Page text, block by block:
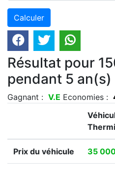
Résultat pour
pendant 5 an(s)
Gagnant : V.E Economies :
Prix du véhicule 35